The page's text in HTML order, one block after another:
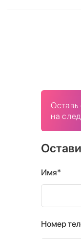
Оставь
на
Имя*
Номер